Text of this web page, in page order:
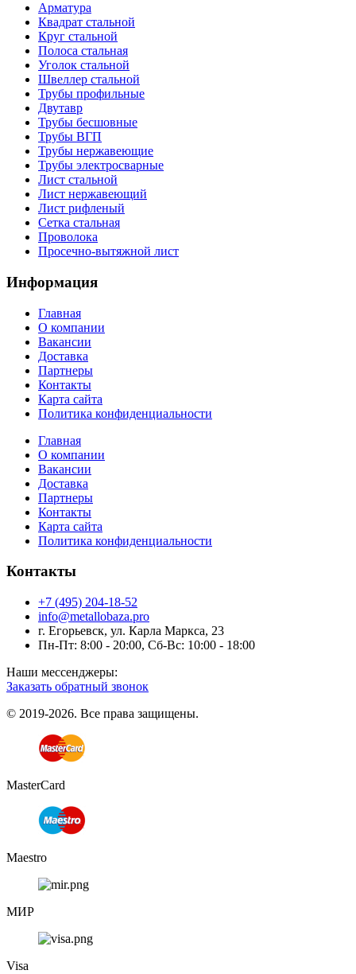
Арматура
Квадрат стальной
Круг стальной
Полоса стальная
Уголок стальной
Швеллер стальной
Трубы профильные
Двутавр
Трубы бесшовные
Трубы ВГП
Трубы нержавеющие
Трубы электросварные
Лист стальной
Лист нержавеющий
Лист рифленый
Сетка стальная
Проволока
Просечно-вытяжной лист
Информация
Главная
О компании
Вакансии
Доставка
Партнеры
Контакты
Карта сайта
Политика конфиденциальности
Главная
О компании
Вакансии
Доставка
Партнеры
Контакты
Карта сайта
Политика конфиденциальности
Контакты
+7 (495) 204-18-52
info@metallobaza.pro
г. Егорьевск, ул. Карла Маркса, 23
Пн-Пт: 8:00 - 20:00, Сб-Вс: 10:00 - 18:00
Наши мессенджеры:
Заказать обратный звонок
© 2019-2026. Все права защищены.
MasterCard
Maestro
МИР
Visa